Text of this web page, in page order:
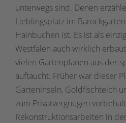
unterwegs sind. Denen
Lieblingsplatz im
Hainbuchen ist. Es ist als
Westfalen auch wirklich
vielen Gartenplänen aus der
auftaucht. Früher war dieser
Garteninseln, Goldfischteich
zum Privatvergnügen
Rekonstruktionsarbeiten in